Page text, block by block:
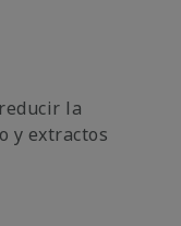
la
y extractos